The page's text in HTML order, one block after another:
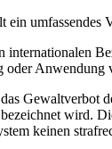
umfassendes
oder Anwendung
wird.
keinen